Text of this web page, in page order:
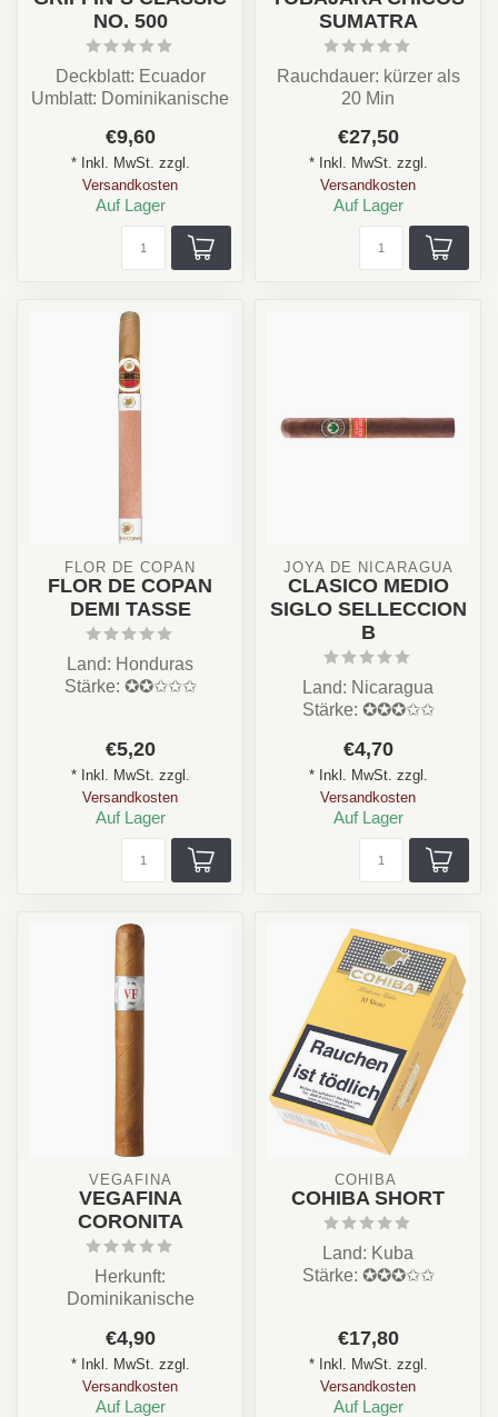
NO. 500
Deckblatt: Ecuador
Umblatt: Dominikanische
Einlage: Dominikanische
Re...
€9,60
* Inkl. MwSt. zzgl.
Versandkosten
Auf Lager
SUMATRA
Rauchdauer: kürzer als
20 Min
Format: Long Cigarillo
Deckblatther...
€27,50
* Inkl. MwSt. zzgl.
Versandkosten
Auf Lager
FLOR DE COPAN
FLOR DE COPAN
DEMI TASSE
Land: Honduras
Stärke: ✪✪✩✩✩
Format: Demi-Tasse / L...
€5,20
* Inkl. MwSt. zzgl.
Versandkosten
Auf Lager
JOYA DE NICARAGUA
CLASICO MEDIO
SIGLO SELLECCION
B
Land: Nicaragua
Stärke: ✪✪✪✩✩
Leder
Format: / Longfill...
€4,70
* Inkl. MwSt. zzgl.
Versandkosten
Auf Lager
VEGAFINA
VEGAFINA
CORONITA
Herkunft:
Dominikanische
Stärke: ★★☆☆☆
Aroma: Cremig, nussig,
leicht...
€4,90
* Inkl. MwSt. zzgl.
Versandkosten
Auf Lager
COHIBA
COHIBA SHORT
Land: Kuba
Stärke: ✪✪✪✩✩
Format: Cigarillos/ ...
€17,80
* Inkl. MwSt. zzgl.
Versandkosten
Auf Lager